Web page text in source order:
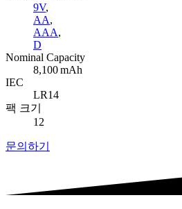
9V,
AA,
AAA,
D
Nominal Capacity
8,100 mAh
IEC
LR14
팩 크기
12
문의하기